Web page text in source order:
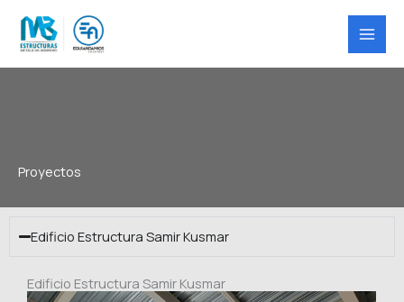
contenido
Proyectos
Edificio Estructura Samir Kusmar
Edificio Estructura Samir Kusmar